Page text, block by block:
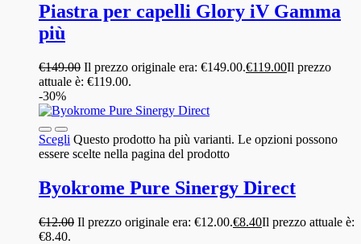
Piastra per capelli Glory iV Gamma
più
€149.00 Il prezzo originale era: €149.00.€119.00Il prezzo
attuale è: €119.00.
-30%
Scegli Questo prodotto ha più varianti. Le opzioni possono
essere scelte nella pagina del prodotto
Byokrome Pure Sinergy Direct
€12.00 Il prezzo originale era: €12.00.€8.40Il prezzo attuale è:
€8.40.